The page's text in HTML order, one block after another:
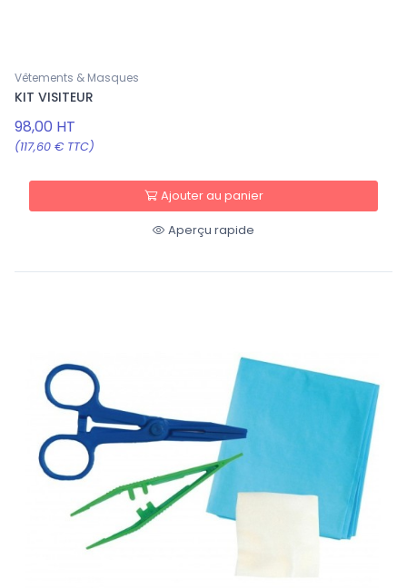
Vêtements & Masques
KIT VISITEUR
98,00 HT
(117,60 € TTC)
Ajouter au panier
Aperçu rapide